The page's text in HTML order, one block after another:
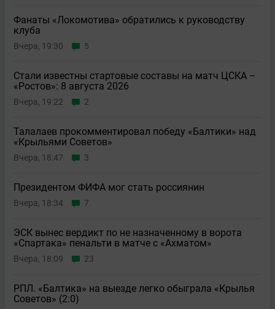
Фанаты «Локомотива» обратились к руководству
клуба
Вчера, 19:30 5
Стали известны стартовые составы на матч ЦСКА –
«Ростов»: 8 августа 2026
Вчера, 19:22 2
Талалаев прокомментировал победу «Балтики» над
«Крыльями Советов»
Вчера, 18:47 3
Президентом ФИФА мог стать россиянин
Вчера, 18:34 7
ЭСК вынес вердикт по не назначенному в ворота
«Спартака» пенальти в матче с «Ахматом»
Вчера, 18:09 23
РПЛ. «Балтика» на выезде легко обыграла «Крылья
Советов» (2:0)